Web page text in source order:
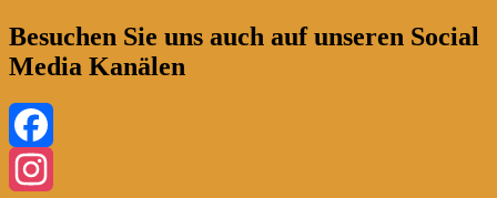
Besuchen Sie uns auch auf unseren Social
Media Kanälen
Facebook